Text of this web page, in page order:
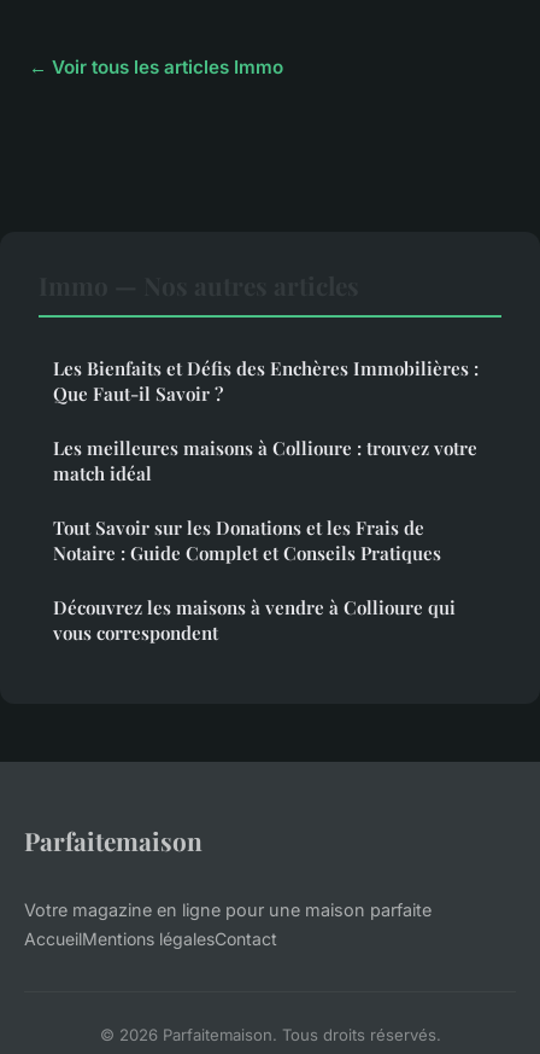
← Voir tous les articles Immo
Les Bienfaits et Défis des Enchères Immobilières :
Que Faut-il Savoir ?
Les meilleures maisons à Collioure : trouvez votre
match idéal
Tout Savoir sur les Donations et les Frais de
Notaire : Guide Complet et Conseils Pratiques
Découvrez les maisons à vendre à Collioure qui
vous correspondent
Parfaitemaison
Votre magazine en ligne pour une maison parfaite
AccueilMentions légalesContact
© 2026 Parfaitemaison. Tous droits réservés.